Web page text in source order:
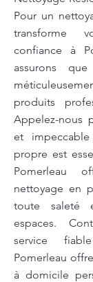
Pour un
transforme
confiance à
assurons
produits
Appelez-nous
et
propre est
Pomerleau
nettoyage en
toute saleté
espaces.
service
Pomerleau
à domicile